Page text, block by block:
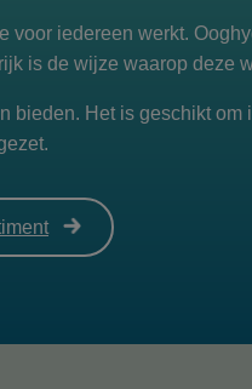
iedereen werkt.
is de wijze waarop deze
Het is geschikt